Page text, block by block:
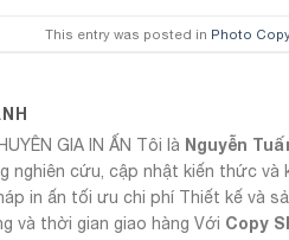
This entry was posted in Photo Copy
GIA IN ẤN Tôi là Nguyễn
nghiên cứu, cập nhật kiến thức và
in ấn tối ưu chi phí Thiết kế và
và thời gian giao hàng Với Copy